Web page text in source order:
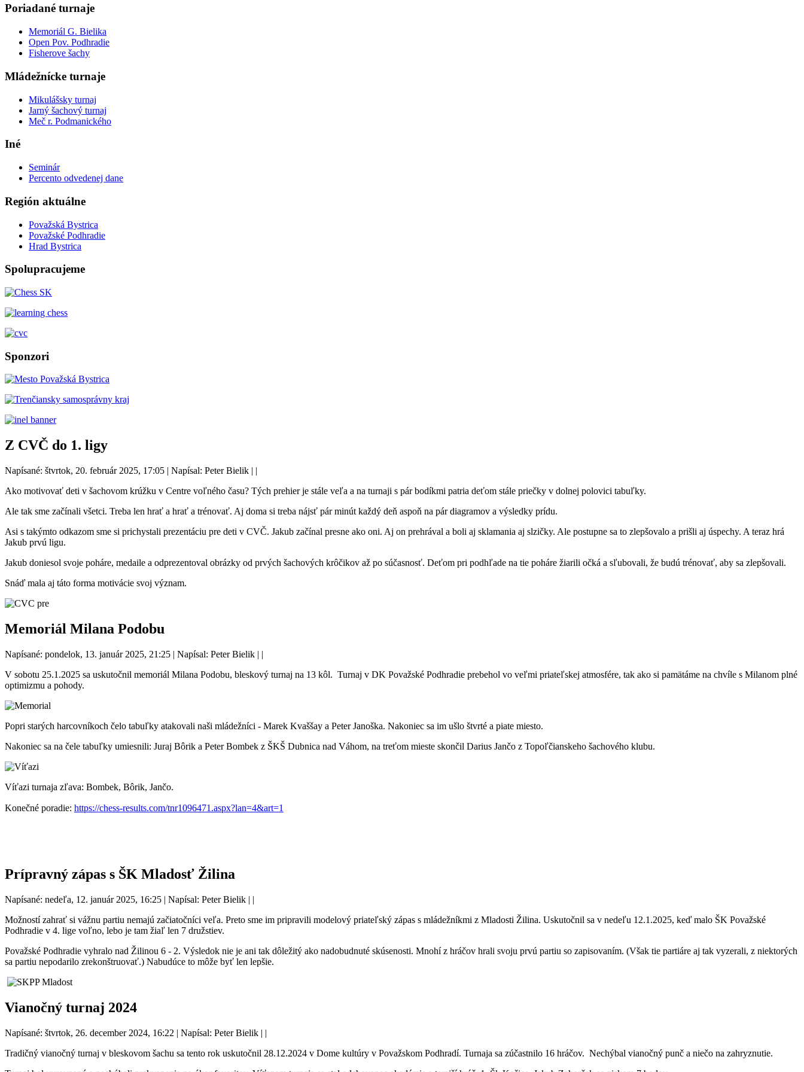
Poriadané turnaje
Memoriál G. Bielika
Open Pov. Podhradie
Fisherove šachy
Mládežnícke turnaje
Mikulášsky turnaj
Jarný šachový turnaj
Meč r. Podmanického
Iné
Seminár
Percento odvedenej dane
Región aktuálne
Považská Bystrica
Považské Podhradie
Hrad Bystrica
Spolupracujeme
Sponzori
Z CVČ do 1. ligy
Napísané: štvrtok, 20. február 2025, 17:05 | Napísal: Peter Bielik | |
Ako motivovať deti v šachovom krúžku v Centre voľného času? Tých prehier je stále veľa a na turnaji s pár bodíkmi patria deťom stále priečky v dolnej polovici tabuľky.
Ale tak sme začínali všetci. Treba len hrať a hrať a trénovať. Aj doma si treba nájsť pár minút každý deň aspoň na pár diagramov a výsledky prídu.
Asi s takýmto odkazom sme si prichystali prezentáciu pre deti v CVČ. Jakub začínal presne ako oni. Aj on prehrával a boli aj sklamania aj slzičky. Ale postupne sa to zlepšovalo a prišli aj úspechy. A teraz hrá
Jakub prvú ligu.
Jakub doniesol svoje poháre, medaile a odprezentoval obrázky od prvých šachových krôčikov až po súčasnosť. Deťom pri podhľade na tie poháre žiarili očká a sľubovali, že budú trénovať, aby sa zlepšovali.
Snáď mala aj táto forma motivácie svoj význam.
Memoriál Milana Podobu
Napísané: pondelok, 13. január 2025, 21:25 | Napísal: Peter Bielik | |
V sobotu 25.1.2025 sa uskutočnil memoriál Milana Podobu, bleskový turnaj na 13 kôl. Turnaj v DK Považské Podhradie prebehol vo veľmi priateľskej atmosfére, tak ako si pamätáme na chvíle s Milanom plné
optimizmu a pohody.
Popri starých harcovníkoch čelo tabuľky atakovali naši mládežníci - Marek Kvaššay a Peter Janoška. Nakoniec sa im ušlo štvrté a piate miesto.
Nakoniec sa na čele tabuľky umiesnili: Juraj Bôrik a Peter Bombek z ŠKŠ Dubnica nad Váhom, na treťom mieste skončil Darius Jančo z Topoľčianskeho šachového klubu.
Víťazi turnaja zľava: Bombek, Bôrik, Jančo.
Konečné poradie: https://chess-results.com/tnr1096471.aspx?lan=4&art=1
Prípravný zápas s ŠK Mladosť Žilina
Napísané: nedeľa, 12. január 2025, 16:25 | Napísal: Peter Bielik | |
Možností zahrať si vážnu partiu nemajú začiatočníci veľa. Preto sme im pripravili modelový priateľský zápas s mládežníkmi z Mladosti Žilina. Uskutočnil sa v nedeľu 12.1.2025, keď malo ŠK Považské
Podhradie v 4. lige voľno, lebo je tam žiaľ len 7 družstiev.
Považské Podhradie vyhralo nad Žilinou 6 - 2. Výsledok nie je ani tak dôležitý ako nadobudnuté skúsenosti. Mnohí z hráčov hrali svoju prvú partiu so zapisovaním. (Však tie partiáre aj tak vyzerali, z niektorých
sa partiu nepodarilo zrekonštruovať.) Nabudúce to môže byť len lepšie.
Vianočný turnaj 2024
Napísané: štvrtok, 26. december 2024, 16:22 | Napísal: Peter Bielik | |
Tradičný vianočný turnaj v bleskovom šachu sa tento rok uskutočnil 28.12.2024 v Dome kultúry v Považskom Podhradí. Turnaja sa zúčastnilo 16 hráčov. Nechýbal vianočný punč a niečo na zahryznutie.